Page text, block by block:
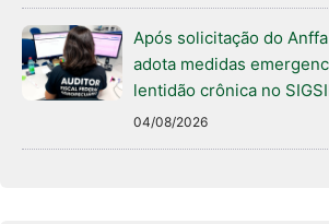
Após solicitação do
adota medidas
lentidão crônica no
04/08/2026